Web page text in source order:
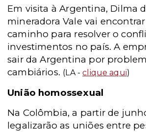
Em visita à Argentina, Dilma
mineradora Vale vai
caminho para resolver o
investimentos no país. A
sair da Argentina por
cambiários. (LA -clique aqui)
União homossexual
Na Colômbia, a partir de
legalizarão as uniões entre